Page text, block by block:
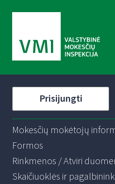
Prisijungti
Mokesčių mokėtojų
Formos
Rinkmenos / Atviri
Skaičiuoklės ir